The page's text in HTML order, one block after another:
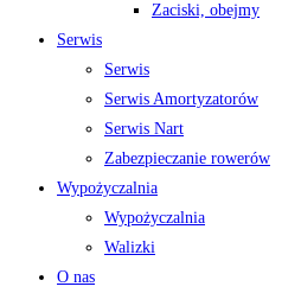
Zaciski, obejmy
Serwis
Serwis
Serwis Amortyzatorów
Serwis Nart
Zabezpieczanie rowerów
Wypożyczalnia
Wypożyczalnia
Walizki
O nas